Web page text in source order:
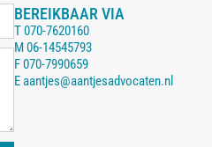
BEREIKBAAR VIA
T070-7620160
M06-14545793
F070-7990659
Eaantjes@aantjesadvocaten.nl